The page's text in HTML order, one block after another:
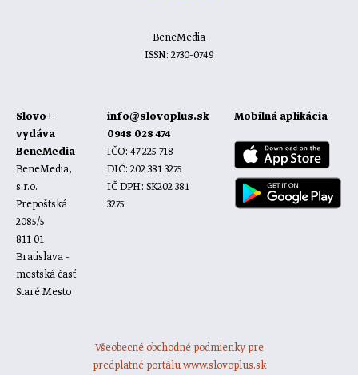
BeneMedia
ISSN: 2730-0749
Slovo+
vydáva
BeneMedia
BeneMedia,
s.r.o.
Prepoštská
2085/5
811 01
Bratislava -
mestská časť
Staré Mesto
info@slovoplus.sk
0948 028 474
IČO: 47 225 718
DIČ: 202 381 3275
IČ DPH: SK202 381
3275
Mobilná aplikácia
Všeobecné obchodné podmienky pre
predplatné portálu www.slovoplus.sk